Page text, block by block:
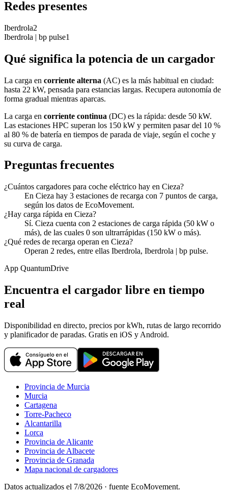
Redes presentes
Iberdrola2
Iberdrola | bp pulse1
Qué significa la potencia de un cargador
La carga en corriente alterna (AC) es la más habitual en ciudad:
hasta 22 kW, pensada para estancias largas. Recupera autonomía de
forma gradual mientras aparcas.
La carga en corriente continua (DC) es la rápida: desde 50 kW.
Las estaciones HPC superan los 150 kW y permiten pasar del 10 %
al 80 % de batería en tiempos de parada de viaje, según el coche y
su curva de carga.
Preguntas frecuentes
¿Cuántos cargadores para coche eléctrico hay en Cieza?
En Cieza hay 3 estaciones de recarga con 7 puntos de carga,
según los datos de EcoMovement.
¿Hay carga rápida en Cieza?
Sí. Cieza cuenta con 2 estaciones de carga rápida (50 kW o
más), de las cuales 0 son ultrarrápidas (150 kW o más).
¿Qué redes de recarga operan en Cieza?
Operan 2 redes, entre ellas Iberdrola, Iberdrola | bp pulse.
App QuantumDrive
Encuentra el cargador libre en tiempo
real
Disponibilidad en directo, precios por kWh, rutas de largo recorrido
y planificador de paradas. Gratis en iOS y Android.
Provincia de Murcia
Murcia
Cartagena
Torre-Pacheco
Alcantarilla
Lorca
Provincia de Alicante
Provincia de Albacete
Provincia de Granada
Mapa nacional de cargadores
Datos actualizados el 7/8/2026 · fuente EcoMovement.